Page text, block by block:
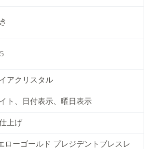
アクリスタル
ト、日付表示、曜日表示
上げ
ローゴールド プレジデントブレスレ